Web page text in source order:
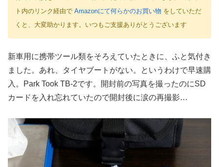
ト内のリンク経由で Amazonにて何らかのお買い物 をしていただ
くと、大変助かります。いつもご支援ありがとうございます
新車用に携帯ツール類をそろえていたときに、ふと気付き
ました。あれ、タイヤブートがない。というわけで早速購
入。Park Took TB-2です。開封前の写真を撮ったのにSD
カードを入れ忘れていたので開封後に涙の再撮影…